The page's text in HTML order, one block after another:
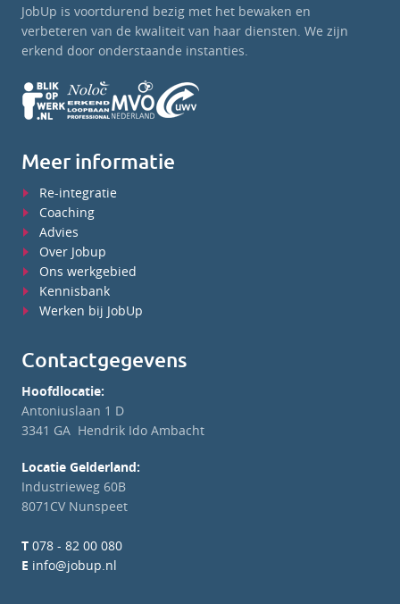
JobUp is voortdurend bezig met het bewaken en
verbeteren van de kwaliteit van haar diensten. We zijn
erkend door onderstaande instanties.
Meer informatie
Re-integratie
Coaching
Advies
Over Jobup
Ons werkgebied
Kennisbank
Werken bij JobUp
Contactgegevens
Hoofdlocatie:
Antoniuslaan 1 D
3341 GA Hendrik Ido Ambacht
Locatie Gelderland:
Industrieweg 60B
8071CV Nunspeet
T 078 - 82 00 080
E info@jobup.nl